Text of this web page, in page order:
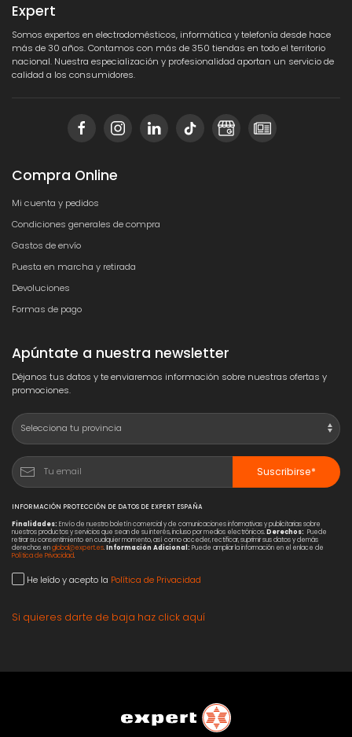
Expert
Somos expertos en electrodomésticos, informática y telefonía desde hace
más de 30 años. Contamos con más de 350 tiendas en todo el territorio
nacional. Nuestra especialización y profesionalidad aportan un servicio de
calidad a los consumidores.
Compra Online
Mi cuenta y pedidos
Condiciones generales de compra
Gastos de envío
Puesta en marcha y retirada
Devoluciones
Formas de pago
Apúntate a nuestra newsletter
Déjanos tus datos y te enviaremos información sobre nuestras ofertas y
promociones.
Suscribirse*
INFORMACIÓN PROTECCIÓN DE DATOS DE EXPERT ESPAÑA
Finalidades: Envío de nuestro boletín comercial y de comunicaciones informativas y publicitarias sobre
nuestros productos y servicios que sean de su interés, incluso por medios electrónicos.Derechos: Puede
retirar su consentimiento en cualquier momento, así como acceder, rectificar, suprimir sus datos y demás
derechos englobal@expert.es.Información Adicional: Puede ampliar la información en el enlace de
Política de Privacidad.
He leído y acepto la Política de Privacidad
Si quieres darte de baja haz click aquí